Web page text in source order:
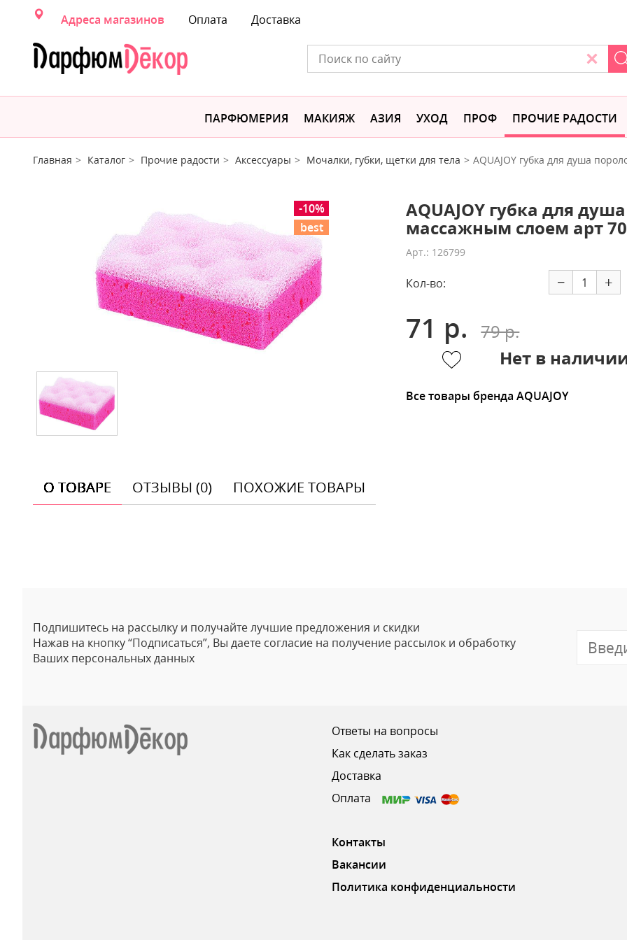
Адреса магазинов Оплата Доставка
ПАРФЮМЕРИЯ МАКИЯЖ АЗИЯ УХОД ПРОФ ПРОЧИЕ РАДОСТИ
Главная Каталог Прочие радости Аксессуары Мочалки, губки, щетки для тела AQUAJOY губка для душа
-10%
best
AQUAJOY губка для
массажным слоем арт
Арт.: 126799
Кол-во: − +
71 р.
79 р.
Нет в
Все товары бренда AQUAJOY
О ТОВАРЕ ОТЗЫВЫ (0) ПОХОЖИЕ ТОВАРЫ
Подпишитесь на рассылку и получайте лучшие предложения и скидки
Нажав на кнопку “Подписаться”, Вы даете согласие на получение рассылок и обработку
Ваших персональных данных
Ответы на вопросы
Как сделать заказ
Доставка
Оплата
Контакты
Вакансии
Политика конфиденциальности